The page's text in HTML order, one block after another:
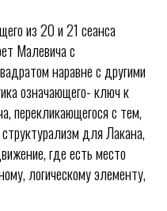
из 20 и 21 сеанса
Малевича с
наравне с другими
означающего- ключ к
перекликающегося с тем,
для Лакана,
где есть место
логическому элементу,